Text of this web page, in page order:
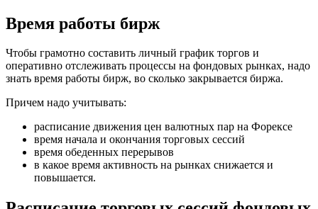
Время работы бирж
Чтобы грамотно составить личный график торгов и
оперативно отслеживать процессы на фондовых рынках, надо
знать время работы бирж, во сколько закрывается биржа.
Причем надо учитывать:
расписание движения цен валютных пар на Форексе
время начала и окончания торговых сессий
время обеденных перерывов
в какое время активность на рынках снижается и
повышается.